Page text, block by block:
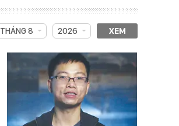
THÁNG 8 2026 XEM